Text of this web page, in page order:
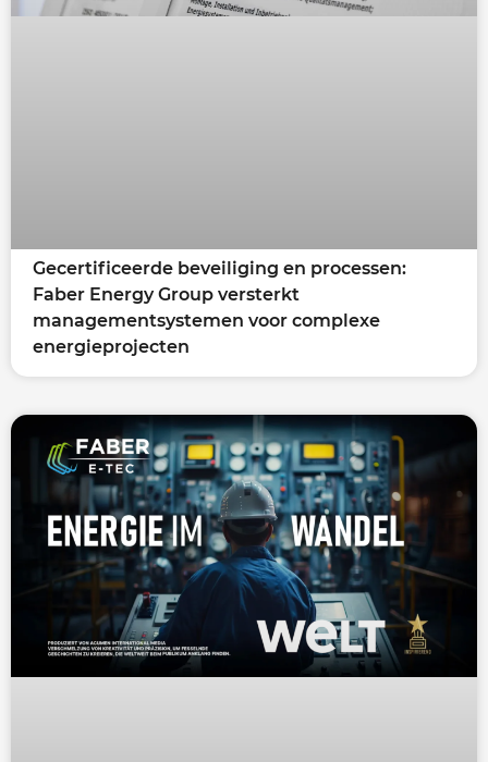
Gecertificeerde beveiliging en processen:
Faber Energy Group versterkt
managementsystemen voor complexe
energieprojecten